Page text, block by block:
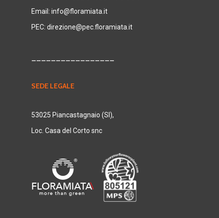
Email: info@floramiata.it
PEC: direzione@pec.floramiata.it
SEDE LEGALE
53025 Piancastagnaio (SI),
Loc. Casa del Corto snc